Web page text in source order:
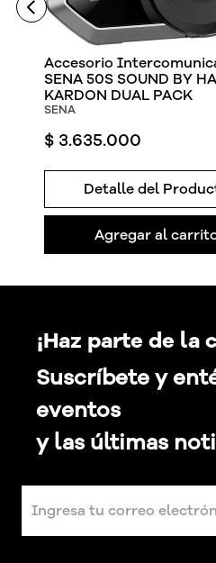
Accesorio
SENA 50S SOUND BY
KARDON DUAL PACK
SENA
$ 3.635.000
Detalle del
Agregar al
¡Haz parte de la
Suscríbete y
eventos
y las últimas